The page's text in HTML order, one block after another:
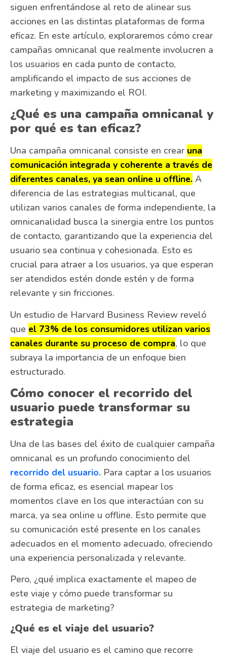
siguen enfrentándose al reto de alinear sus
acciones en las distintas plataformas de forma
eficaz. En este artículo, exploraremos cómo crear
campañas omnicanal que realmente involucren a
los usuarios en cada punto de contacto,
amplificando el impacto de sus acciones de
marketing y maximizando el ROI.
¿Qué es una campaña omnicanal y
por qué es tan eficaz?
Una campaña omnicanal consiste en crear una
comunicación integrada y coherente a través de
diferentes canales, ya sean online u offline. A
diferencia de las estrategias multicanal, que
utilizan varios canales de forma independiente, la
omnicanalidad busca la sinergia entre los puntos
de contacto, garantizando que la experiencia del
usuario sea continua y cohesionada. Esto es
crucial para atraer a los usuarios, ya que esperan
ser atendidos estén donde estén y de forma
relevante y sin fricciones.
Un estudio de Harvard Business Review reveló
que el 73% de los consumidores utilizan varios
canales durante su proceso de compra, lo que
subraya la importancia de un enfoque bien
estructurado.
Cómo conocer el recorrido del
usuario puede transformar su
estrategia
Una de las bases del éxito de cualquier campaña
omnicanal es un profundo conocimiento del
recorrido del usuario. Para captar a los usuarios
de forma eficaz, es esencial mapear los
momentos clave en los que interactúan con su
marca, ya sea online u offline. Esto permite que
su comunicación esté presente en los canales
adecuados en el momento adecuado, ofreciendo
una experiencia personalizada y relevante.
Pero, ¿qué implica exactamente el mapeo de
este viaje y cómo puede transformar su
estrategia de marketing?
¿Qué es el viaje del usuario?
El viaje del usuario es el camino que recorre